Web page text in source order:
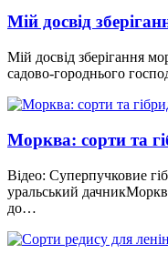
Мій досвід
Мій досвід зберігання
садово-городнього
Морква: сорти та
Відео: Суперпучковие
уральський
до…